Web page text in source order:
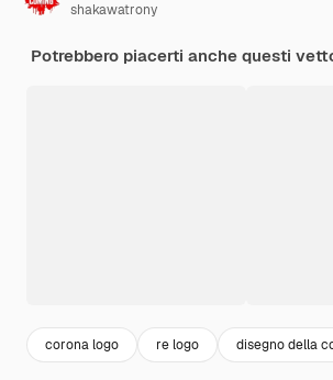
shakawatrony
Potrebbero piacerti anche questi
corona logo re logo disegno della